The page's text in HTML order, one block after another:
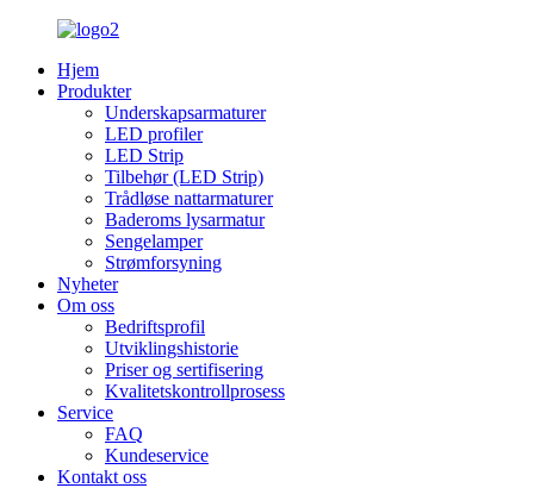
Hjem
Produkter
Underskapsarmaturer
LED profiler
LED Strip
Tilbehør (LED Strip)
Trådløse nattarmaturer
Baderoms lysarmatur
Sengelamper
Strømforsyning
Nyheter
Om oss
Bedriftsprofil
Utviklingshistorie
Priser og sertifisering
Kvalitetskontrollprosess
Service
FAQ
Kundeservice
Kontakt oss